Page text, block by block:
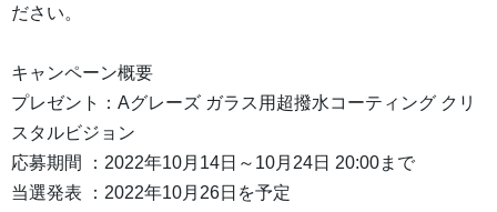
ださい。
キャンペーン概要
プレゼント：Aグレーズ ガラス用超撥水コーティング クリ
スタルビジョン
応募期間 ：2022年10月14日～10月24日 20:00まで
当選発表 ：2022年10月26日を予定